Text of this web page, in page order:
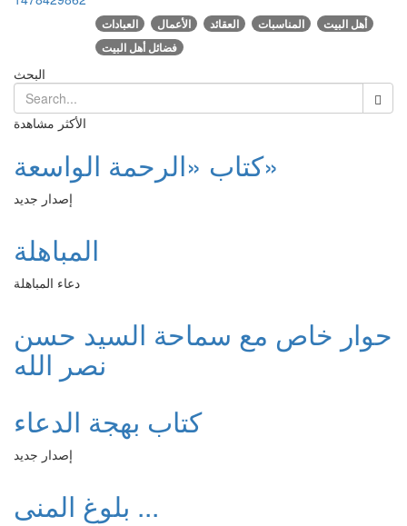
العبادات الأعمال العقائد المناسبات
أهل البيت
فضائل أهل البيت
البحث
الأكثر مشاهدة
كتاب «الرحمة الواسعة»
إصدار جديد
المباهلة
دعاء المباهلة
حوار خاص مع سماحة السيد حسن
نصر الله
كتاب بهجة الدعاء
إصدار جديد
بلوغ المنى ...